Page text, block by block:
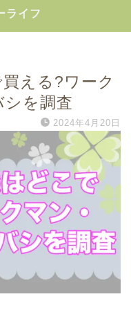
ライフ
える?ワーク
を調査
2024年4月20日